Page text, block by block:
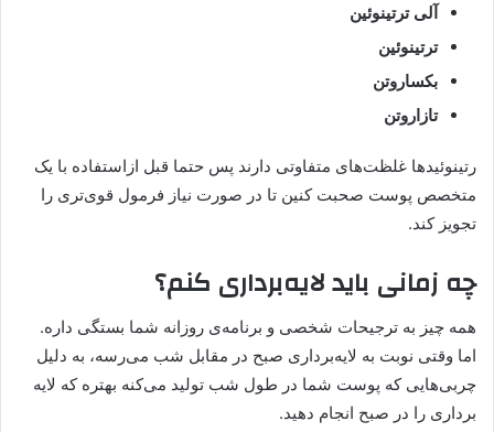
آلی ترتینوئین
ترتینوئین
بکساروتن
تازاروتن
رتینوئیدها غلظت‌های متفاوتی دارند پس حتما قبل ازاستفاده با یک
متخصص پوست صحبت کنین تا در صورت نیاز فرمول قوی‌تری را
تجویز کند.
چه زمانی باید لایه‌برداری کنم؟
همه چیز به ترجیحات شخصی و برنامه‌ی روزانه شما بستگی داره.
اما وقتی نوبت به لایه‌برداری صبح در مقابل شب می‌رسه، به دلیل
چربی‌هایی که پوست شما در طول شب تولید می‌کنه بهتره که لایه
برداری را در صبح انجام دهید.